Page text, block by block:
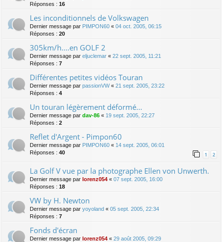
Réponses : 16
Les inconditionnels de Volkswagen
Dernier message par PIMPON60 « 04 oct. 2005, 06:15
Réponses : 20
305km/h....en GOLF 2
Dernier message par eljuclemar « 22 sept. 2005, 11:21
Réponses : 7
Différentes petites vidéos Touran
Dernier message par passionVW« 21 sept. 2005, 23:22
Réponses : 4
Un touran légèrement déformé...
Dernier message par dav-86 « 19 sept. 2005, 22:27
Réponses : 2
Reflet d'Argent - Pimpon60
Dernier message par PIMPON60 « 14 sept. 2005, 06:01
Réponses : 40 1 2
La Golf V vue par la photographe Ellen von Unwerth.
Dernier message par lorenz054 « 07 sept. 2005, 16:00
Réponses : 18
VW by H. Newton
Dernier message par yoyoland « 05 sept. 2005, 22:34
Réponses : 7
Fonds d'écran
Dernier message par lorenz054 « 29 août 2005, 09:29